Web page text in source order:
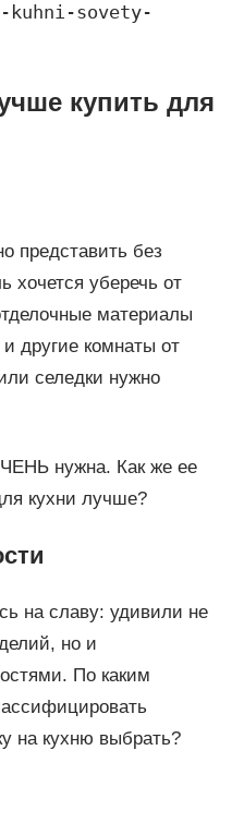
kuhni-sovety-
купить для
представить без
хочется уберечь от
материалы
другие комнаты от
селедки нужно
нужна. Как же ее
кухни лучше?
на славу: удивили не
но и
По каким
на кухню выбрать?